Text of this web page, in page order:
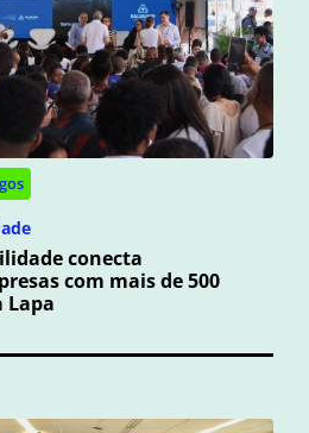
conecta
com mais de 500
Lapa